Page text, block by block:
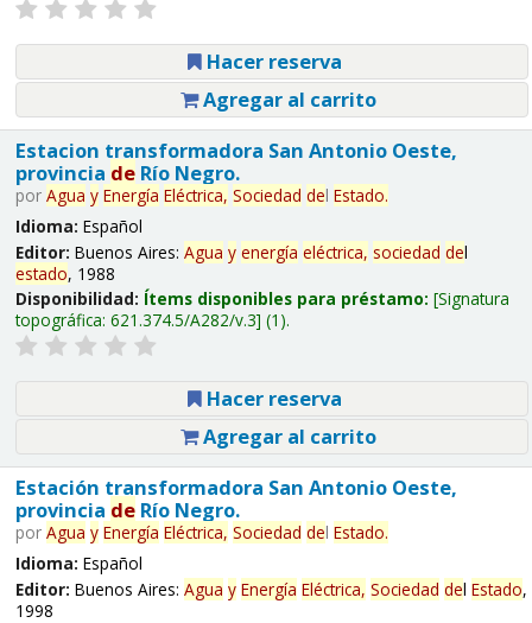
Hacer reserva
Agregar al carrito
Estacion transformadora San Antonio Oeste,
provincia deRío Negro.
por Agua y Energía Eléctrica, Sociedad del Estado.
Idioma: Español
Editor: Buenos Aires: Agua y energía eléctrica, sociedad del
estado, 1988
Disponibilidad: Ítems disponibles para préstamo: Signatura
topográfica: 621.374.5/A282/v.3 (1).
Hacer reserva
Agregar al carrito
Estación transformadora San Antonio Oeste,
provincia deRío Negro.
por Agua y Energía Eléctrica, Sociedad del Estado.
Idioma: Español
Editor: Buenos Aires: Agua y Energía Eléctrica, Sociedad del Estado,
1998